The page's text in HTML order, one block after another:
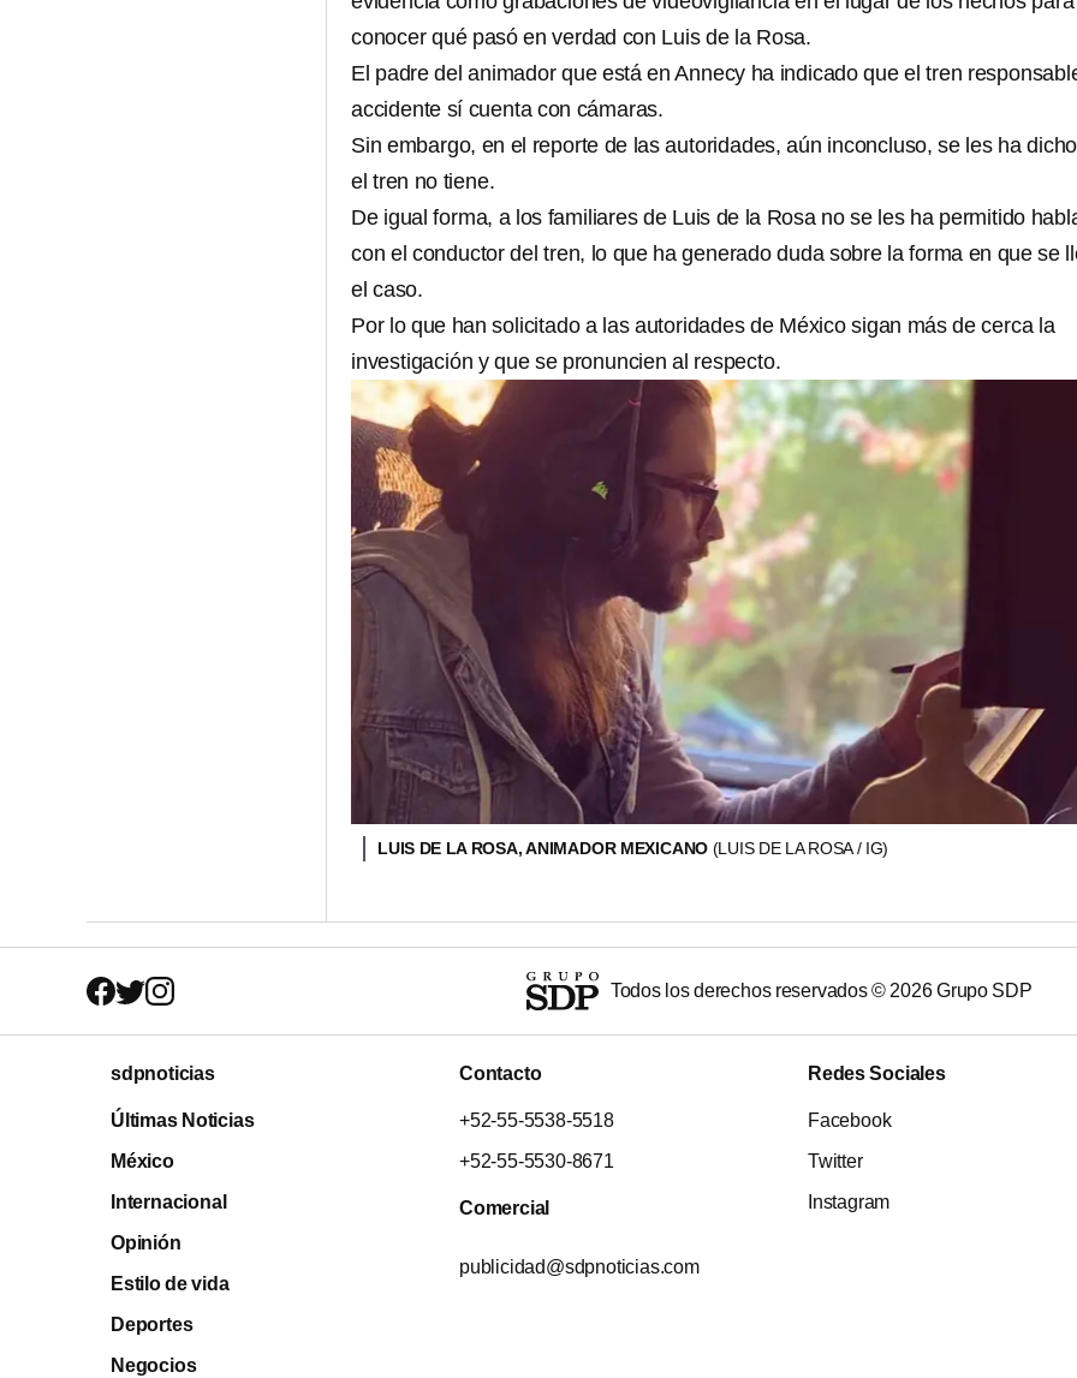
conocer qué pasó en verdad con Luis de la Rosa.
El padre del animador que está en Annecy ha indicado que el tren
accidente sí cuenta con cámaras.
Sin embargo, en el reporte de las autoridades, aún inconcluso, se les ha
el tren no tiene.
De igual forma, a los familiares de Luis de la Rosa no se les ha permitido
con el conductor del tren, lo que ha generado duda sobre la forma en que se
el caso.
Por lo que han solicitado a las autoridades de México sigan más de cerca la
investigación y que se pronuncien al respecto.
LUIS DE LA ROSA, ANIMADOR MEXICANO (LUIS DE LA ROSA / IG)
Todos los derechos reservados © 2026Grupo SDP
sdpnoticias
Últimas Noticias
México
Internacional
Opinión
Estilo de vida
Deportes
Negocios
Contacto
+52-55-5538-5518
+52-55-5530-8671
Comercial
publicidad@sdpnoticias.com
Redes Sociales
Facebook
Twitter
Instagram